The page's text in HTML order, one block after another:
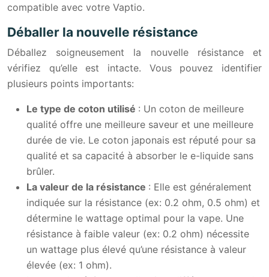
compatible avec votre Vaptio.
Déballer la nouvelle résistance
Déballez soigneusement la nouvelle résistance et
vérifiez qu’elle est intacte. Vous pouvez identifier
plusieurs points importants:
Le type de coton utilisé : Un coton de meilleure
qualité offre une meilleure saveur et une meilleure
durée de vie. Le coton japonais est réputé pour sa
qualité et sa capacité à absorber le e-liquide sans
brûler.
La valeur de la résistance : Elle est généralement
indiquée sur la résistance (ex: 0.2 ohm, 0.5 ohm) et
détermine le wattage optimal pour la vape. Une
résistance à faible valeur (ex: 0.2 ohm) nécessite
un wattage plus élevé qu’une résistance à valeur
élevée (ex: 1 ohm).